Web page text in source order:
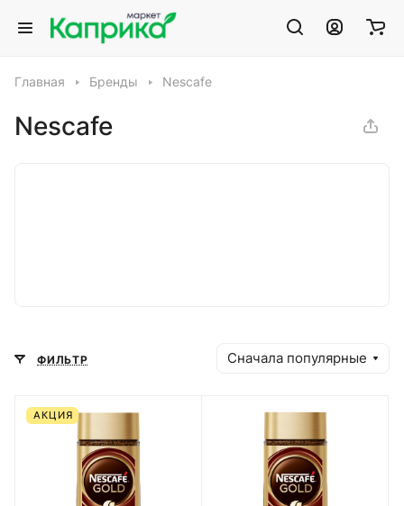
Главная Бренды Nescafe
Nescafe
ФИЛЬТР Сначала популярные
АКЦИЯ